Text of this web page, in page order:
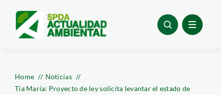
content
Home
Noticias
Tía María: Proyecto de ley solicita levantar el estado de